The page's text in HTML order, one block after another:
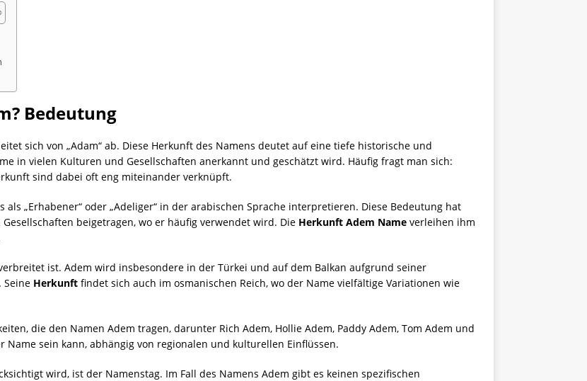
Bedeutung
sich von „Adam“ ab. Diese Herkunft des Namens deutet auf eine tiefe historische und
in vielen Kulturen und Gesellschaften anerkannt und geschätzt wird. Häufig fragt man sich:
sind dabei oft eng miteinander verknüpft.
als „Erhabener“ oder „Adeliger“ in der arabischen Sprache interpretieren. Diese Bedeutung hat
beigetragen, wo er häufig verwendet wird. Die Herkunft Adem Name verleihen ihm
ist. Adem wird insbesondere in der Türkei und auf dem Balkan aufgrund seiner
Seine Herkunft findet sich auch im osmanischen Reich, wo der Name vielfältige Variationen wie
die den Namen Adem tragen, darunter Rich Adem, Hollie Adem, Paddy Adem, Tom Adem und
sein kann, abhängig von regionalen und kulturellen Einflüssen.
wird, ist der Namenstag. Im Fall des Namens Adem gibt es keinen spezifischen